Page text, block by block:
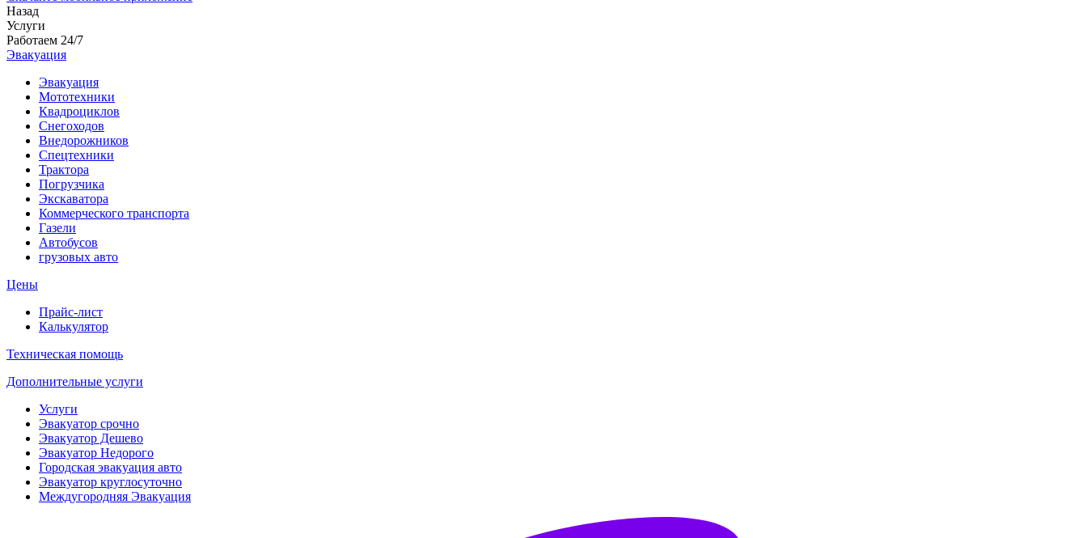
Назад
Услуги
Работаем 24/7
Эвакуация
Эвакуация
Мототехники
Квадроциклов
Снегоходов
Внедорожников
Спецтехники
Трактора
Погрузчика
Экскаватора
Коммерческого транспорта
Газели
Автобусов
грузовых авто
Цены
Прайс-лист
Калькулятор
Техническая помощь
Дополнительные услуги
Услуги
Эвакуатор срочно
Эвакуатор Дешево
Эвакуатор Недорого
Городская эвакуация авто
Эвакуатор круглосуточно
Междугородняя Эвакуация